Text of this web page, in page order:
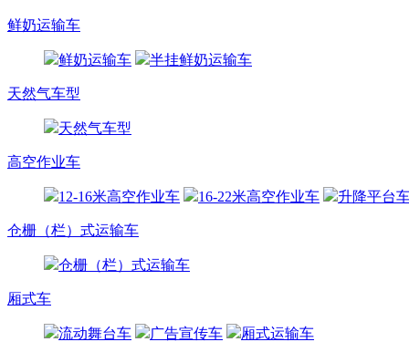
鲜奶运输车
鲜奶运输车 半挂鲜奶运输车
天然气车型
天然气车型
高空作业车
12-16米高空作业车 16-22米高空作业车 升降平台
仓栅（栏）式运输车
仓栅（栏）式运输车
厢式车
流动舞台车 广告宣传车 厢式运输车